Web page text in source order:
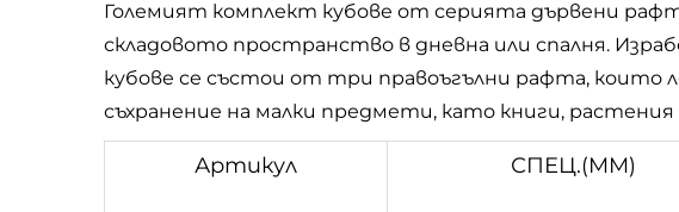
Големият комплект кубове от серията дървени
складовото пространство в дневна или спалня.
кубове се състои от три правоъгълни рафта, които
съхранение на малки предмети, като книги,
Артикул СПЕЦ.(MM)